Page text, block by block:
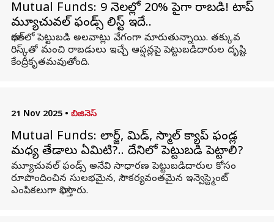
Mutual Funds: 9 నెలల్లో 20% పైగా రాబడి! టాప్
మ్యూచువల్ ఫండ్స్ లిస్ట్ ఇదే..
భారత్‌లో పెట్టుబడి అలవాట్లు వేగంగా మారుతున్నాయి. తక్కువ
రిస్క్‌తో మంచి రాబడులు ఇచ్చే ఆప్షన్లపై పెట్టుబడిదారుల దృష్టి
కేంద్రీకృతమవుతోంది.
21 Nov 2025 • బిజినెస్
Mutual Funds: లార్జ్, మిడ్, స్మాల్ క్యాప్ ఫండ్ల
మధ్య తేడాలు ఏమిటి?.. దేనిలో పెట్టుబడి పెట్టాలి?
మ్యూచువల్ ఫండ్స్ అనేవి సాధారణ పెట్టుబడిదారుల కోసం
రూపొందించిన సులభమైన, సౌకర్యవంతమైన ఇన్వెస్ట్మెంట్
ఎంపికలుగా భావిస్తారు.